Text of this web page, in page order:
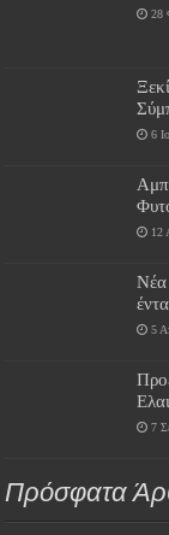
28
6
12
Νέα
5
7
Πρόσφατα